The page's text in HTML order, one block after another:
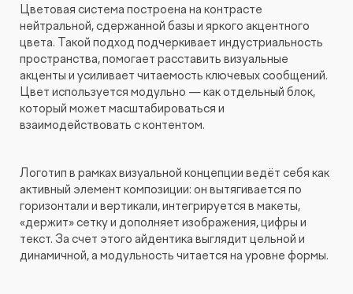
Цветовая система построена на контрасте
нейтральной, сдержанной базы и яркого акцентного
цвета. Такой подход подчеркивает индустриальность
пространства, помогает расставить визуальные
акценты и усиливает читаемость ключевых сообщений.
Цвет используется модульно — как отдельный блок,
который может масштабироваться и
взаимодействовать с контентом.
Логотип в рамках визуальной концепции ведёт себя как
активный элемент композиции: он вытягивается по
горизонтали и вертикали, интегрируется в макеты,
«держит» сетку и дополняет изображения, цифры и
текст. За счет этого айдентика выглядит цельной и
динамичной, а модульность читается на уровне формы.